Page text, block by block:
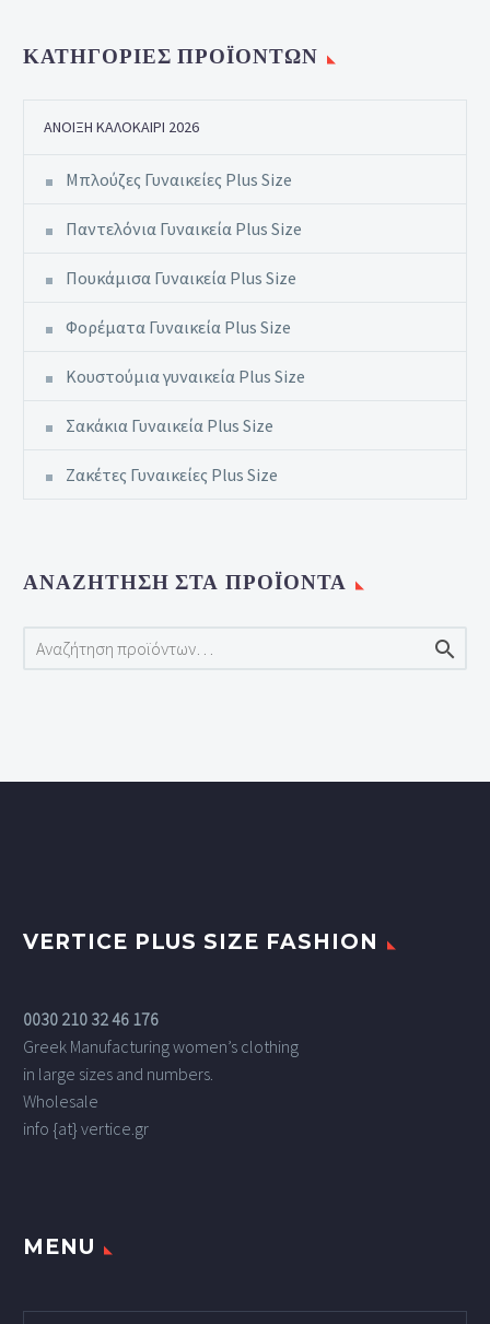
ΚΑΤΗΓΟΡΊΕΣ ΠΡΟΪΌΝΤΩΝ
ΆΝΟΙΞΗ ΚΑΛΟΚΑΊΡΙ 2026
Μπλούζες Γυναικείες Plus Size
Παντελόνια Γυναικεία Plus Size
Πουκάμισα Γυναικεία Plus Size
Φορέματα Γυναικεία Plus Size
Κουστούμια γυναικεία Plus Size
Σακάκια Γυναικεία Plus Size
Ζακέτες Γυναικείες Plus Size
ΑΝΑΖΉΤΗΣΗ ΣΤΑ ΠΡΟΪΌΝΤΑ

VERTICE PLUS SIZE FASHION
0030 210 32 46 176
Greek Manufacturing women’s clothing
in large sizes and numbers.
Wholesale
info {at} vertice.gr
MENU